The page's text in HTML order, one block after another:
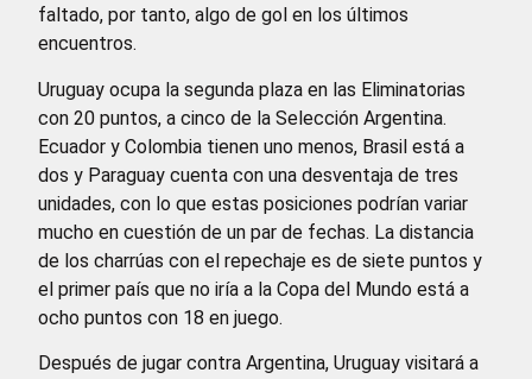
faltado, por tanto, algo de gol en los últimos
encuentros.
Uruguay ocupa la segunda plaza en las Eliminatorias
con 20 puntos, a cinco de la Selección Argentina.
Ecuador y Colombia tienen uno menos, Brasil está a
dos y Paraguay cuenta con una desventaja de tres
unidades, con lo que estas posiciones podrían variar
mucho en cuestión de un par de fechas. La distancia
de los charrúas con el repechaje es de siete puntos y
el primer país que no iría a la Copa del Mundo está a
ocho puntos con 18 en juego.
Después de jugar contra Argentina, Uruguay visitará a